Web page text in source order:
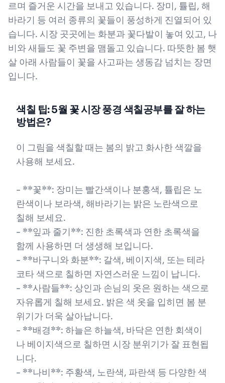
르며 즐거운 시간을 보내고 있습니다. 장미, 튤립, 해
바라기 등 여러 종류의 꽃들이 풍성하게 진열되어 있
습니다. 시장 곳곳에는 화분과 꽃다발이 놓여 있고, 나
비와 새들도 꽃 주변을 맴돌고 있습니다. 따뜻한 봄 햇
살 아래 사람들이 꽃을 사고파는 생동감 넘치는 장면
입니다.
색칠 팁: 5월 꽃 시장 풍경 색칠공부를 잘 하는
방법은?
이 그림을 색칠할 때는 봄의 밝고 화사한 색깔을
사용해 보세요.
- **꽃**: 장미는 빨간색이나 분홍색, 튤립은 노
란색이나 보라색, 해바라기는 밝은 노란색으로
칠해 보세요.
- **잎과 줄기**: 진한 초록색과 연한 초록색을
함께 사용하면 더 생생해 보입니다.
- **바구니와 화분**: 갈색, 베이지색, 또는 테라
코타 색으로 칠하면 자연스러운 느낌이 납니다.
- **사람들**: 상인과 손님의 옷은 원하는 색으로
자유롭게 칠해 보세요. 밝은 색 옷을 입히면 봄 분
위기가 더욱 살아납니다.
- **배경**: 하늘은 하늘색, 바닥은 연한 회색이
나 베이지색으로 칠하면 시장 분위기가 잘 표현됩
니다.
- **나비**: 주황색, 노란색, 파란색 등 다양한 색